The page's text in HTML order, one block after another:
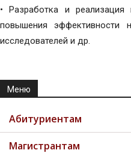
• Разработка и
повышения эффективности
исследователей и др.
Меню
Абитуриентам
Магистрантам